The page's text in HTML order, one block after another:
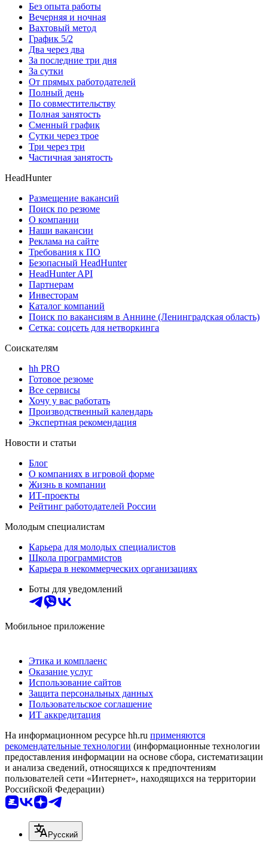
Без опыта работы
Вечерняя и ночная
Вахтовый метод
График 5/2
Два через два
За последние три дня
За сутки
От прямых работодателей
Полный день
По совместительству
Полная занятость
Сменный график
Сутки через трое
Три через три
Частичная занятость
HeadHunter
Размещение вакансий
Поиск по резюме
О компании
Наши вакансии
Реклама на сайте
Требования к ПО
Безопасный HeadHunter
HeadHunter API
Партнерам
Инвесторам
Каталог компаний
Поиск по вакансиям в Аннине (Ленинградская область)
Сетка: соцсеть для нетворкинга
Соискателям
hh PRO
Готовое резюме
Все сервисы
Хочу у вас работать
Производственный календарь
Экспертная рекомендация
Новости и статьи
Блог
О компаниях в игровой форме
Жизнь в компании
ИТ-проекты
Рейтинг работодателей России
Молодым специалистам
Карьера для молодых специалистов
Школа программистов
Карьера в некоммерческих организациях
Боты для уведомлений
Мобильное приложение
Этика и комплаенс
Оказание услуг
Использование сайтов
Защита персональных данных
Пользовательское соглашение
ИТ аккредитация
На информационном ресурсе hh.ru применяются
рекомендательные технологии (информационные технологии
предоставления информации на основе сбора, систематизации
и анализа сведений, относящихся к предпочтениям
пользователей сети «Интернет», находящихся на территории
Российской Федерации)
Русский